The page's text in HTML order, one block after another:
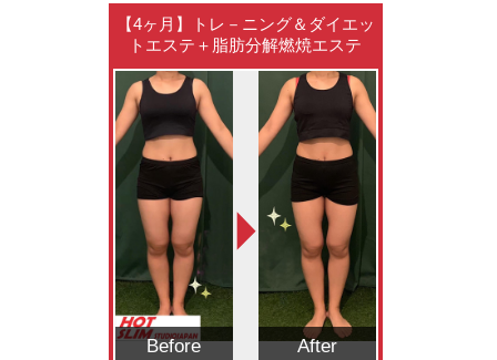
【4ヶ月】トレ－ニング＆ダイエッ
トエステ＋脂肪分解燃焼エステ
Before After